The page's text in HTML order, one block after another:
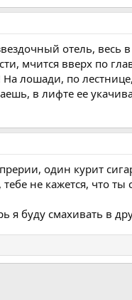
отель, весь
мчится вверх по
лошади, по
в лифте ее
один курит
не кажется, что
я буду смахивать в